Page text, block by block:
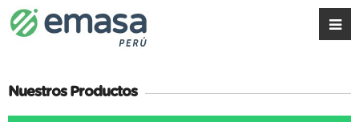
Nuestros Productos